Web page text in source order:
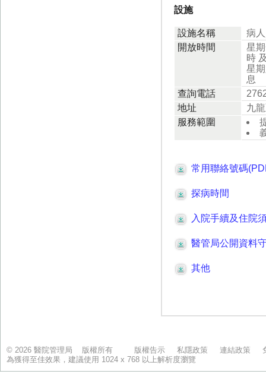
© 2026 醫院管理局 版權所有 版權告示 私隱政策 連結政策
為獲得至佳效果，建議使用 1024 x 768 以上解析度瀏覽